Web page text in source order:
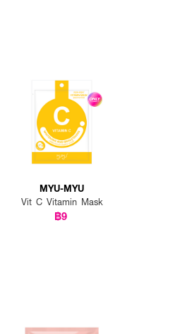
MYU-MYU
Vit C Vitamin Mask
฿9